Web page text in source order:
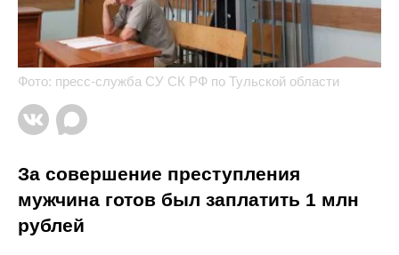
Фото: пресс-служба СУ СК РФ по Тульской области
За совершение преступления
мужчина готов был заплатить 1 млн
рублей